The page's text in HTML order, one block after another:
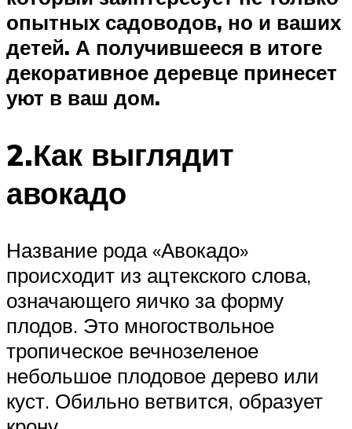
опытных садоводов, но и ваших
детей. А получившееся в итоге
декоративное деревце принесет
уют в ваш дом.
2.Как выглядит
авокадо
Название рода «Авокадо»
происходит из ацтекского слова,
означающего яичко за форму
плодов. Это многоствольное
тропическое вечнозеленое
небольшое плодовое дерево или
куст. Обильно ветвится, образует